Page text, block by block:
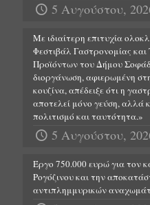
5 Αυγούστου,
Με ιδιαίτερη επιτυχία
Φεστιβάλ Γαστρονομίας και
Προϊόντων του Δήμου
διοργάνωση, αφιερωμένη
κουζίνα, απέδειξε ότι η
αποτελεί μόνο γεύση, αλλά
πολιτισμό και ταυτότητα.»
5 Αυγούστου,
Έργο 750.000 ευρώ για τον
Ρογόζινου και την
αντιπλημμυρικών